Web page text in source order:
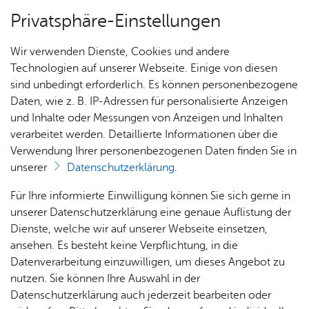
Über­sicht Bür­ger & Stadt
Rat­
haus &
Bür­
ger­
ser­vice
Rat­
häu­ser
Nach­
rich­
ten,
Vi­de­os
& Bil­
der
Me­di­
Jobs
Stel­
len­an­
ge­bo­te
Aus­bil­
dung &
Stu­di­
Bauen
& Um­
welt
Geo­
da­ten
Ge­
sund­
heit &
kum
Stadt­chro­nik
Ka­te­go­rie: So­zia­les, Ver­sor­gungs­ein­rich­tung
Schlag­wort:
Buch­horn Ge­sund­heits­we­sen
1476 - Erste Er­wäh­nung des
Buch­hor­ner Sie­chen- und
Le­pro­sen­hau­ses jen­seits der
Rotach.
Vor­le­sen
Privatsphäre-Einstellungen
Wir verwenden Dienste, Cookies und andere
Technologien auf unserer Webseite. Einige von diesen
sind unbedingt erforderlich. Es können personenbezogene
Daten, wie z. B. IP-Adressen für personalisierte Anzeigen
und Inhalte oder Messungen von Anzeigen und Inhalten
verarbeitet werden. Detaillierte Informationen über die
Verwendung Ihrer personenbezogenen Daten finden Sie in
unserer
Datenschutzerklärung.
Für Ihre informierte Einwilligung können Sie sich gerne in
unserer Datenschutzerklärung eine genaue Auflistung der
Dienste, welche wir auf unserer Webseite einsetzen,
ansehen. Es besteht keine Verpflichtung, in die
Datenverarbeitung einzuwilligen, um dieses Angebot zu
nutzen. Sie können Ihre Auswahl in der
Datenschutzerklärung auch jederzeit bearbeiten oder